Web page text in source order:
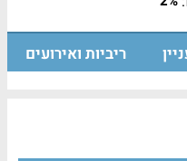
ריביות ואירועים